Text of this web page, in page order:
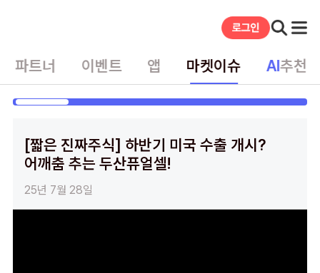
파트너 이벤트 앱 마켓이슈 AI추천
[짧은 진짜주식] 하반기 미국 수출 개시?
어깨춤 추는 두산퓨얼셀!
25년 7월 28일